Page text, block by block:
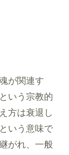
が関連す
いう宗教的
方は衰退し
いう意味で
がれ、一般